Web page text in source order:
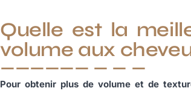
Quelle est la
volume aux
Pour obtenir plus de volume et de